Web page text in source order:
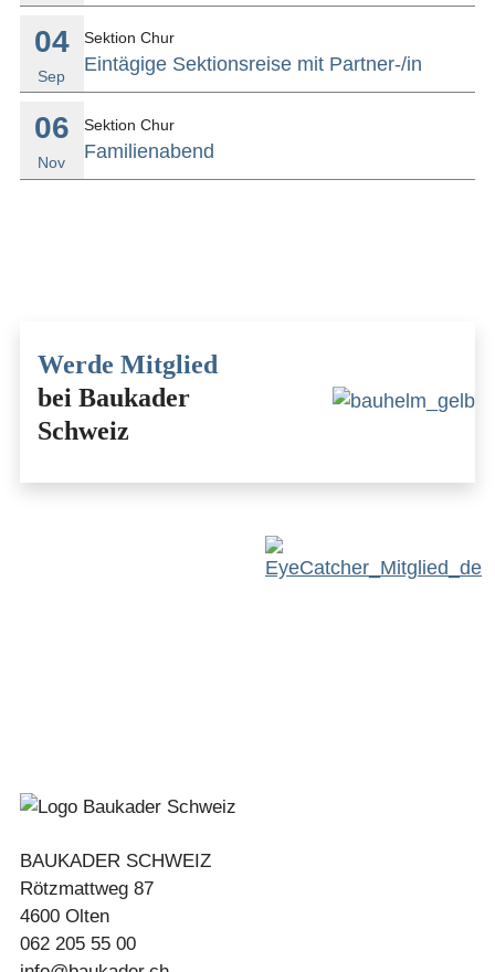
04
Sep
Sektion Chur
Eintägige Sektionsreise mit Partner-/in
06
Nov
Sektion Chur
Familienabend
Werde Mitglied
bei Baukader
Schweiz
BAUKADER SCHWEIZ
Rötzmattweg 87
4600 Olten
062 205 55 00